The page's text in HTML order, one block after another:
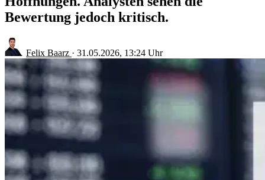
Bewertung jedoch kritisch.
Felix Baarz · 31.05.2026, 13:24 Uhr